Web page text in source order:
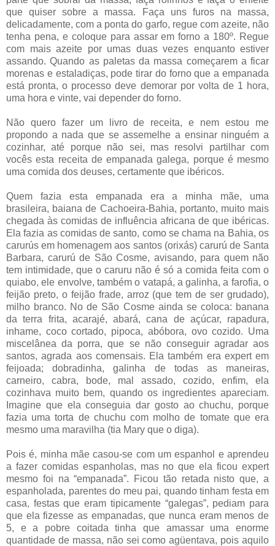
que quiser sobre a massa. Faça uns furos na massa,
delicadamente, com a ponta do garfo, regue com azeite, não
tenha pena, e coloque para assar em forno a 180º. Regue
com mais azeite por umas duas vezes enquanto estiver
assando. Quando as paletas da massa começarem a ficar
morenas e estaladiças, pode tirar do forno que a empanada
está pronta, o processo deve demorar por volta de 1 hora,
uma hora e vinte, vai depender do forno.
Não quero fazer um livro de receita, e nem estou me
propondo a nada que se assemelhe a ensinar ninguém a
cozinhar, até porque não sei, mas resolvi partilhar com
vocês esta receita de empanada galega, porque é mesmo
uma comida dos deuses, certamente que ibéricos.
Quem fazia esta empanada era a minha mãe, uma
brasileira, baiana de Cachoeira-Bahia, portanto, muito mais
chegada às comidas de influência africana de que ibéricas.
Ela fazia as comidas de santo, como se chama na Bahia, os
carurús em homenagem aos santos (orixás) carurú de Santa
Barbara, carurú de São Cosme, avisando, para quem não
tem intimidade, que o caruru não é só a comida feita com o
quiabo, ele envolve, também o vatapá, a galinha, a farofia, o
feijão preto, o feijão frade, arroz (que tem de ser grudado),
milho branco. No de São Cosme ainda se coloca: banana
da terra frita, acarajé, abará, cana de açúcar, rapadura,
inhame, coco cortado, pipoca, abóbora, ovo cozido. Uma
miscelânea da porra, que se não conseguir agradar aos
santos, agrada aos comensais. Ela também era expert em
feijoada; dobradinha, galinha de todas as maneiras,
carneiro, cabra, bode, mal assado, cozido, enfim, ela
cozinhava muito bem, quando os ingredientes apareciam.
Imagine que ela conseguia dar gosto ao chuchu, porque
fazia uma torta de chuchu com molho de tomate que era
mesmo uma maravilha (tia Mary que o diga).
Pois é, minha mãe casou-se com um espanhol e aprendeu
a fazer comidas espanholas, mas no que ela ficou expert
mesmo foi na “empanada”. Ficou tão retada nisto que, a
espanholada, parentes do meu pai, quando tinham festa em
casa, festas que eram tipicamente “galegas”, pediam para
que ela fizesse as empanadas, que nunca eram menos de
5, e a pobre coitada tinha que amassar uma enorme
quantidade de massa, não sei como agüentava, pois aquilo